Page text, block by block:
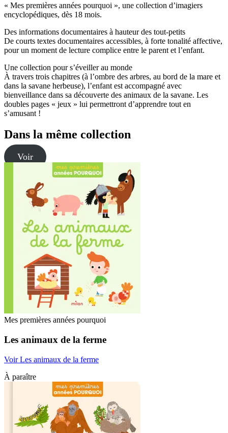
« Mes premières années pourquoi », une collection d’imagiers
encyclopédiques, dès 18 mois.
Des informations documentaires à hauteur des tout-petits
De courts textes documentaires accessibles, à forte tonalité affective,
pour un moment de lecture complice entre le parent et l’enfant.
Une collection pour s’éveiller au monde
À travers trois chapitres (à l’ombre des arbres, au bord de la mare et
dans la savane herbeuse), l’enfant est accompagné avec
bienveillance dans sa découverte des animaux de la savane. Les
doubles pages « jeux » lui permettront d’apprendre tout en
s’amusant !
Dans la même collection
Voir
Mes premières années pourquoi
Les animaux de la ferme
Voir Les animaux de la ferme
À paraître